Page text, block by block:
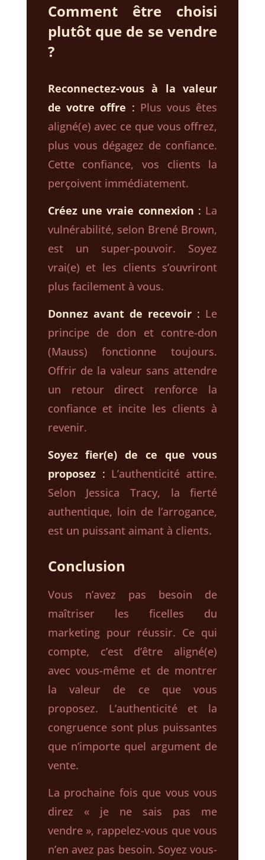
Comment être choisi
plutôt que de se vendre
?
Reconnectez-vous à la valeur
de votre offre : Plus vous êtes
aligné(e) avec ce que vous offrez,
plus vous dégagez de confiance.
Cette confiance, vos clients la
perçoivent immédiatement.
Créez une vraie connexion : La
vulnérabilité, selon Brené Brown,
est un super-pouvoir. Soyez
vrai(e) et les clients s’ouvriront
plus facilement à vous.
Donnez avant de recevoir : Le
principe de don et contre-don
(Mauss) fonctionne toujours.
Offrir de la valeur sans attendre
un retour direct renforce la
confiance et incite les clients à
revenir.
Soyez fier(e) de ce que vous
proposez: L’authenticité attire.
Selon Jessica Tracy, la fierté
authentique, loin de l’arrogance,
est un puissant aimant à clients.
Conclusion
Vous n’avez pas besoin de
maîtriser les ficelles du
marketing pour réussir. Ce qui
compte, c’est d’être aligné(e)
avec vous-même et de montrer
la valeur de ce que vous
proposez. L’authenticité et la
congruence sont plus puissantes
que n’importe quel argument de
vente.
La prochaine fois que vous vous
direz « je ne sais pas me
vendre », rappelez-vous que vous
n’en avez pas besoin. Soyez vous-